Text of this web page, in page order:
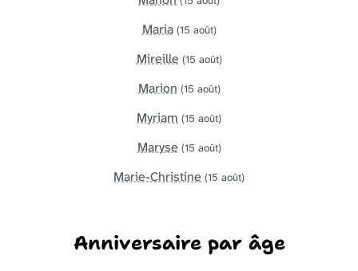
Maria (15 août)
Mireille (15 août)
Marion (15 août)
Myriam (15 août)
Maryse (15 août)
Marie-Christine (15 août)
Anniversaire par âge